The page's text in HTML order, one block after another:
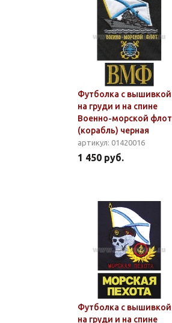
Футболка с вышивкой
на груди и на спине
Военно-морской флот
(корабль) черная
артикул: 01420016
1 450 руб.
Футболка с вышивкой
на груди и на спине